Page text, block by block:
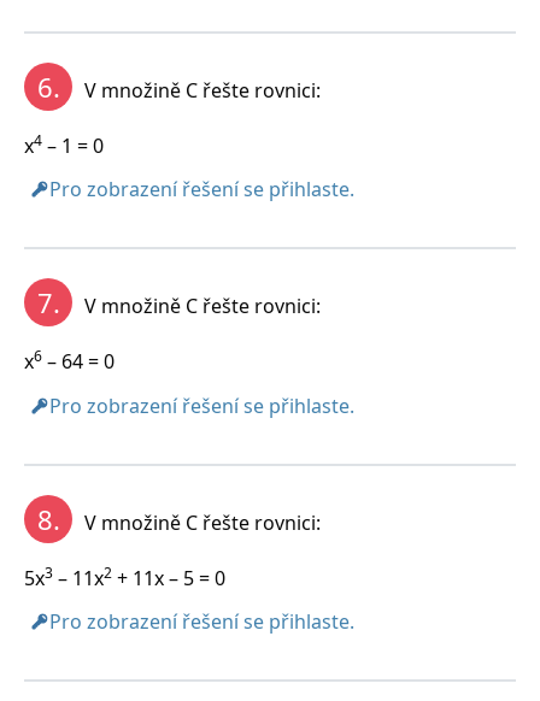
6. V množině C řešte rovnici:
x4 – 1 = 0
Pro zobrazení řešení se přihlaste.
7. V množině C řešte rovnici:
x6 – 64 = 0
Pro zobrazení řešení se přihlaste.
8. V množině C řešte rovnici:
5x3 – 11x2 + 11x – 5 = 0
Pro zobrazení řešení se přihlaste.